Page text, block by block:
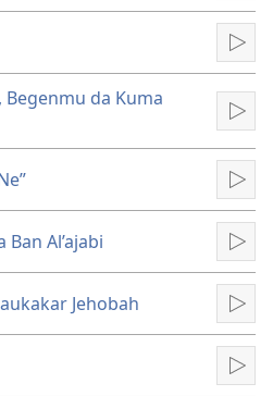
Format
Begenmu da Kuma
Al’ajabi
Jehobah